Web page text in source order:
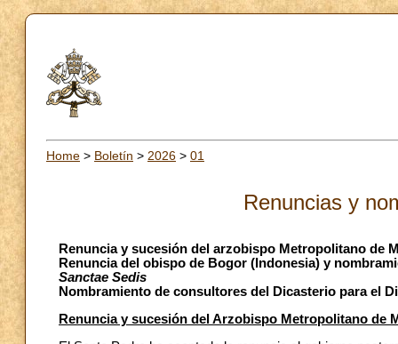
Home > Boletín > 2026 > 01
Renuncias y
Renuncia y sucesión del arzobispo Metropolitano de
Renuncia del obispo de Bogor (Indonesia) y
Sanctae Sedis
Nombramiento de consultores del Dicasterio para el
Renuncia y sucesión del Arzobispo Metropolitano de